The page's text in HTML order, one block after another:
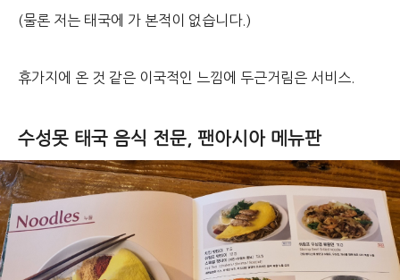
(물론 저는 태국에 가 본적이 없습니다.)
휴가지에 온 것 같은 이국적인 느낌에 두근거림은 서비스.
수성못 태국 음식 전문, 팬아시아 메뉴판